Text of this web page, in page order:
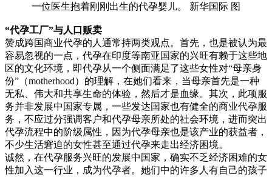
一位医生抱着刚刚出生的代孕婴儿。 新华国际 图
“代孕工厂”与人口贩卖
赞成跨国商业代孕的人通常持两类观点。首先，也是被认为最
容易忽视的一点，代孕在印度等南亚国家的兴旺有赖于这些地
区的文化环境，即代孕从一个侧面满足了这些女性对“母亲身
份”（motherhood）的理解，在她们看来，当母亲首先是一种
无私、伟大和共享生命的体验，然后才是血缘。其次，此项服
务并非发展中国家专属，一些发达国家也有健全的商业代孕服
务，不应过分强调客户和代孕母亲所处的社会环境，进而突出
代孕流程中的阶级属性，因为代孕母亲也是该产业的获益者，
不少生活窘迫的女性甚至通过代孕来走出经济困境。
诚然，在代孕服务兴旺的发展中国家，确实不乏经济困难的女
性加入这一行业，成为代孕者。她们中的许多人有自己的孩子